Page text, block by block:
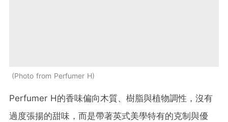
Photo from Perfumer H
Perfumer H的香味偏向木質、樹脂與植物調性，沒有
過度張揚的甜味，而是帶著英式美學特有的克制與優